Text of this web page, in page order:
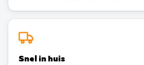
Snel in huis